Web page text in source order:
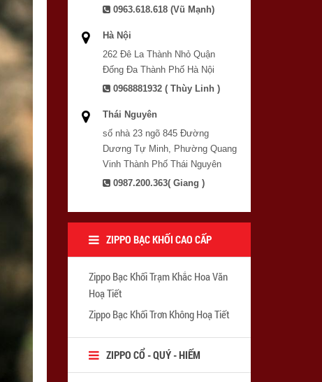
0963.618.618 (Vũ Mạnh)
Hà Nội
262 Đê La Thành Nhỏ Quận
Đống Đa Thành Phố Hà Nội
0968881932 ( Thùy Linh )
Thái Nguyên
số nhà 23 ngõ 845 Đường
Dương Tự Minh, Phường Quang
Vinh Thành Phố Thái Nguyên
0987.200.363( Giang )
ZIPPO BẠC KHỐI CAO CẤP
Zippo Bạc Khối Trạm Khắc Hoa Văn
Hoạ Tiết
Zippo Bạc Khối Trơn Không Hoạ Tiết
ZIPPO CỔ - QUÝ - HIẾM